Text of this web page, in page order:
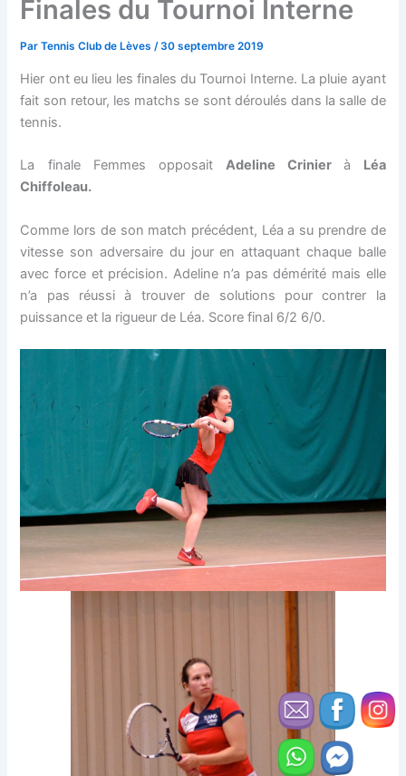
Finales du Tournoi Interne
ParTennis Club de Lèves/30 septembre 2019
Hier ont eu lieu les finales du Tournoi Interne. La pluie ayant
fait son retour, les matchs se sont déroulés dans la salle de
tennis.
La finale Femmes opposaitAdeline Crinierà Léa
Chiffoleau.
Comme lors de son match précédent, Léa a su prendre de
vitesse son adversaire du jour en attaquant chaque balle
avec force et précision. Adeline n’a pas démérité mais elle
n’a pas réussi à trouver de solutions pour contrer la
puissance et la rigueur de Léa. Score final 6/2 6/0.